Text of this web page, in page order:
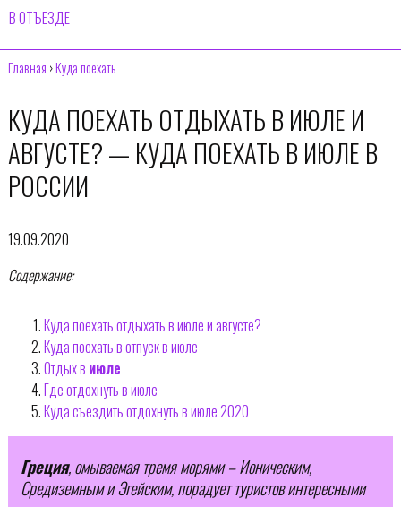
В ОТЪЕЗДЕ
Главная ›Куда поехать
КУДА ПОЕХАТЬ ОТДЫХАТЬ В ИЮЛЕ И
АВГУСТЕ? — КУДА ПОЕХАТЬ В ИЮЛЕ В
РОССИИ
19.09.2020
Содержание:
Куда поехать отдыхать в июле и августе?
Куда поехать в отпуск в июле
Отдых в июле
Где отдохнуть в июле
Куда съездить отдохнуть в июле 2020
Греция, омываемая тремя морями – Ионическим,
Средиземным и Эгейским, порадует туристов интересными